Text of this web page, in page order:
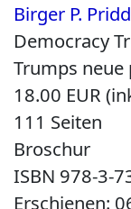
Birger P.
Democracy
Trumps
18.00 EUR
111 Seiten
Broschur
ISBN 978-3-
Erschienen: